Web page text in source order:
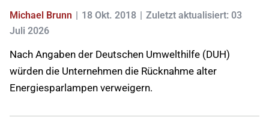
Michael Brunn 18 Okt. 2018
Zuletzt aktualisiert: 03
Juli 2026
Nach Angaben der Deutschen Umwelthilfe (DUH)
würden die Unternehmen die Rücknahme alter
Energiesparlampen verweigern.